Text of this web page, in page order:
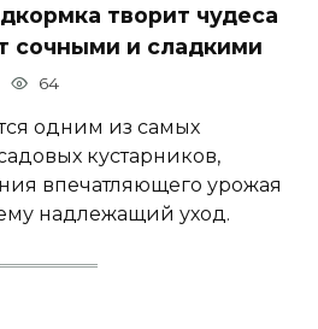
творит чудеса
сочными и сладкими
64
одним из самых
кустарников,
впечатляющего урожая
надлежащий уход.